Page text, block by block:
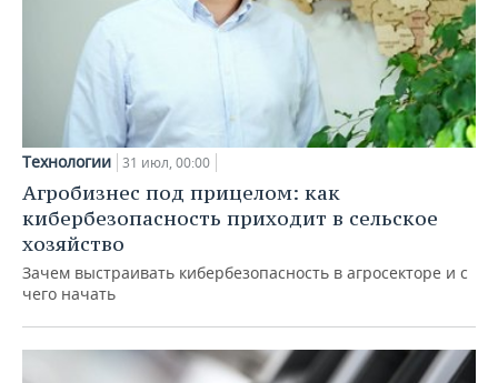
Технологии 31 июл, 00:00
Агробизнес под прицелом: как
кибербезопасность приходит в сельское
хозяйство
Зачем выстраивать кибербезопасность в агросекторе и с
чего начать